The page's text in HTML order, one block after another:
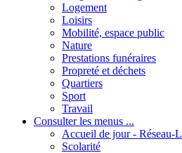
Logement
Loisirs
Mobilité, espace public
Nature
Prestations funéraires
Propreté et déchets
Quartiers
Sport
Travail
Consulter les menus ...
Accueil de jour - Réseau-L
Scolarité